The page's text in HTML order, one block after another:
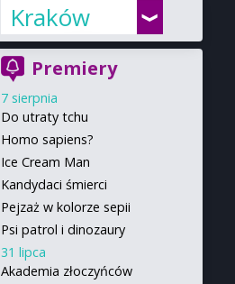
Kraków
Premiery
7 sierpnia
Do utraty tchu
Homo sapiens?
Ice Cream Man
Kandydaci śmierci
Pejzaż w kolorze sepii
Psi patrol i dinozaury
31 lipca
Akademia złoczyńców